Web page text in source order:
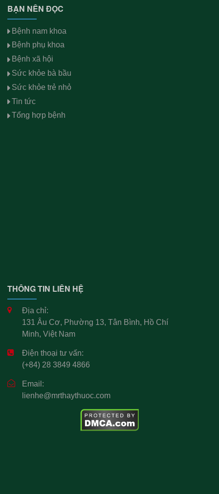
BẠN NÊN ĐỌC
Bệnh nam khoa
Bệnh phụ khoa
Bệnh xã hội
Sức khỏe bà bầu
Sức khỏe trẻ nhỏ
Tin tức
Tổng hợp bệnh
THÔNG TIN LIÊN HỆ
Địa chỉ:
131 Âu Cơ, Phường 13, Tân Bình, Hồ Chí
Minh, Việt Nam
Điện thoại tư vấn:
(+84) 28 3849 4866
Email:
lienhe@mrthaythuoc.com